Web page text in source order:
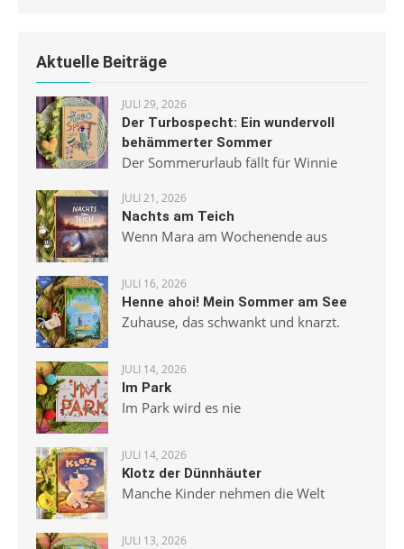
Aktuelle Beiträge
JULI 29, 2026
Der Turbospecht: Ein wundervoll
behämmerter Sommer
Der Sommerurlaub fällt für Winnie
JULI 21, 2026
Nachts am Teich
Wenn Mara am Wochenende aus
JULI 16, 2026
Henne ahoi! Mein Sommer am See
Zuhause, das schwankt und knarzt.
JULI 14, 2026
Im Park
Im Park wird es nie
JULI 14, 2026
Klotz der Dünnhäuter
Manche Kinder nehmen die Welt
JULI 13, 2026